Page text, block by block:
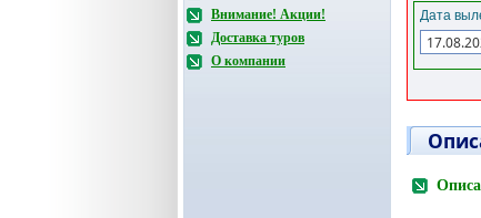
Внимание! Акции!
Доставка туров
О компании
Дата